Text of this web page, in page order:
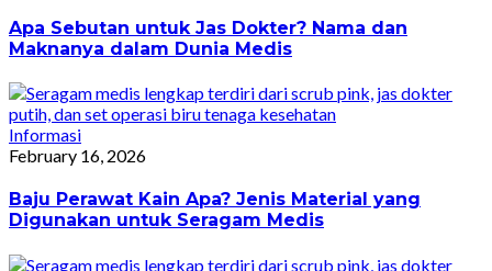
Apa Sebutan untuk Jas Dokter? Nama dan
Maknanya dalam Dunia Medis
Informasi
February 16, 2026
Baju Perawat Kain Apa? Jenis Material yang
Digunakan untuk Seragam Medis